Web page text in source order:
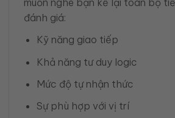
muốn nghe bạn kể lại toàn bộ
đánh giá:
Kỹ năng giao tiếp
Khả năng tư duy logic
Mức độ tự nhận thức
Sự phù hợp với vị trí